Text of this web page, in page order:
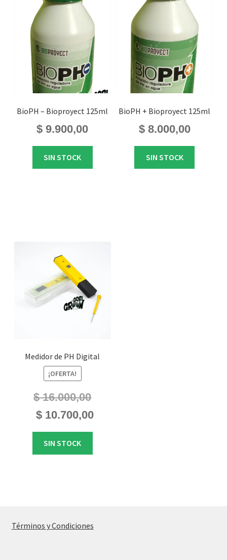
BioPH – Bioproyect 125ml
$ 9.900,00
SIN STOCK
BioPH + Bioproyect 125ml
$8.000,00
SIN STOCK
Medidor de PH Digital
¡OFERTA!
$16.000,00
El$ 10.700,00El
SIN STOCK
Términos y Condiciones